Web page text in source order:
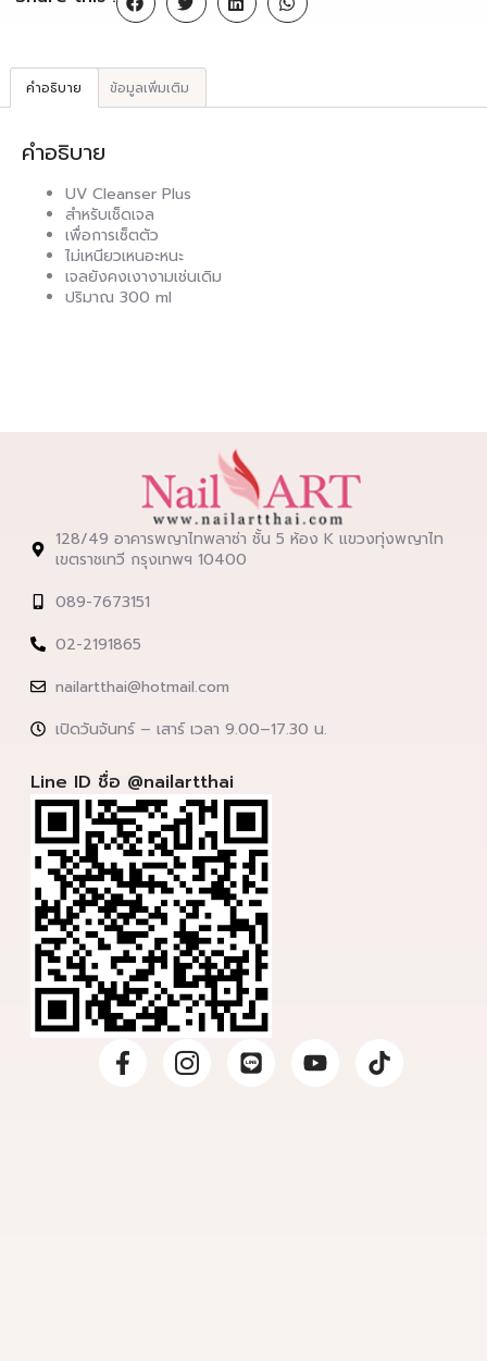
คำอธิบาย ข้อมูลเพิ่มเติม
คำอธิบาย
UV Cleanser Plus
สำหรับเช็ดเจล
เพื่อการเซ็ตตัว
ไม่เหนียวเหนอะหนะ
เจลยังคงเงางามเช่นเดิม
ปริมาณ 300 ml
128/49 อาคารพญาไทพลาซ่า ชั้น 5 ห้อง K แขวงทุ่งพญาไท
เขตราชเทวี กรุงเทพฯ 10400
089-7673151
02-2191865
nailartthai@hotmail.com
เปิดวันจันทร์ – เสาร์ เวลา 9.00–17.30 น.
Line ID ชื่อ @nailartthai